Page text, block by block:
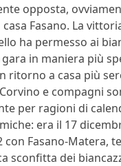
opposta,
Fasano. La
ha permesso ai
in maniera più
ritorno a casa più
e compagni
per ragioni di
era il 17
con Fasano-Matera,
sconfitta dei